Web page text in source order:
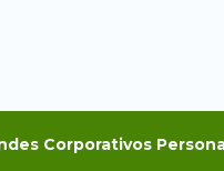
Corporativos